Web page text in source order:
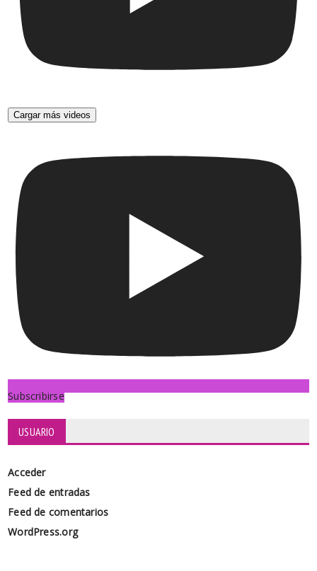
Cargar más videos
Subscribirse
USUARIO
Acceder
Feed de entradas
Feed de comentarios
WordPress.org